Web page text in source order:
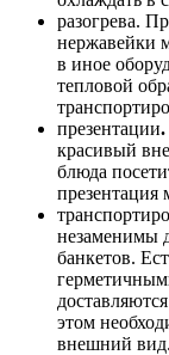
разогрева.
нержавейки
в иное
тепловой
презентации.
красивый
блюда
презентация
незаменимы
банкетов.
этом
внешний вид.